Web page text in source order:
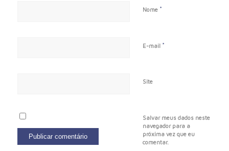
Nome *
E-mail *
Site
Salvar meus dados neste
navegador para a
próxima vez que eu
comentar.